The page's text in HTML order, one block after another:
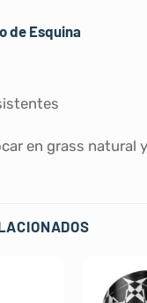
de Esquina
en grass natural